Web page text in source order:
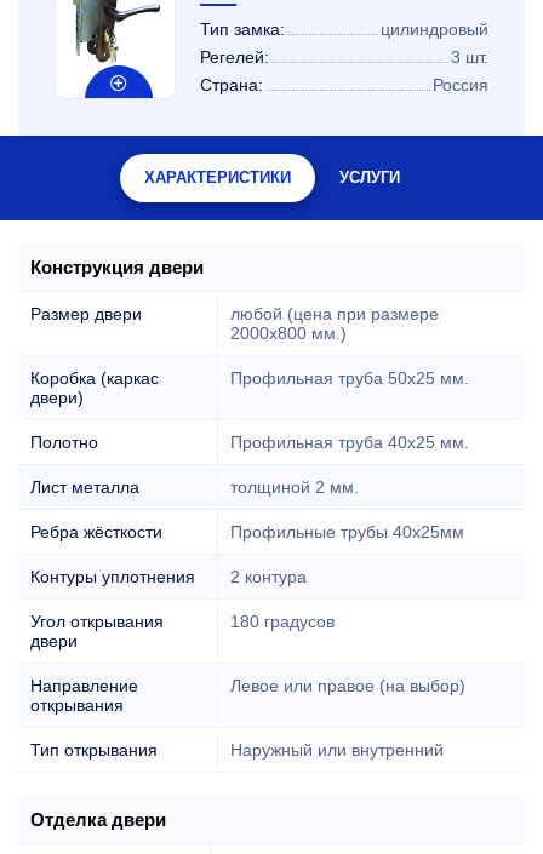
Тип замка:
цилиндровый
Регелей:
3 шт.
Страна:
Россия
ХАРАКТЕРИСТИКИ УСЛУГИ
Конструкция двери
Размер двери
любой (цена при размере
2000x800 мм.)
Коробка (каркас
двери)
Профильная труба 50х25 мм.
Полотно Профильная труба 40х25 мм.
Лист металла толщиной 2 мм.
Ребра жёсткости Профильные трубы 40х25мм
Контуры уплотнения 2 контура
Угол открывания
двери
180 градусов
Направление
открывания
Левое или правое (на выбор)
Тип открывания Наружный или внутренний
Отделка двери